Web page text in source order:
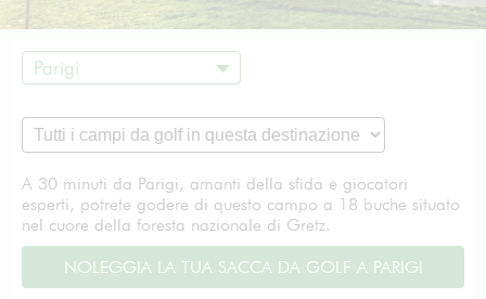
Parigi
A 30 minuti da Parigi, amanti della sfida e giocatori
esperti, potrete godere di questo campo a 18 buche situato
nel cuore della foresta nazionale di Gretz.
NOLEGGIA LA TUA SACCA DA GOLF A PARIGI